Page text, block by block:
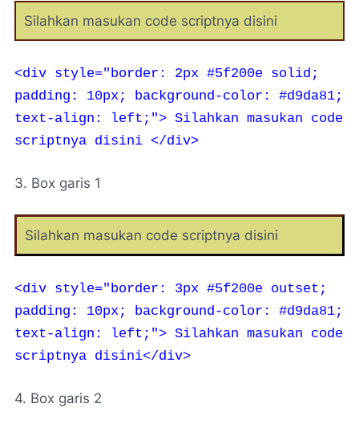
Silahkan masukan code scriptnya disini
<div style="border: 2px #5f200e solid;
padding: 10px; background-color: #d9da81;
text-align: left;"> Silahkan masukan code
scriptnya disini </div>
3. Box garis 1
Silahkan masukan code scriptnya disini
<div style="border: 3px #5f200e outset;
padding: 10px; background-color: #d9da81;
text-align: left;"> Silahkan masukan code
scriptnya disini</div>
4. Box garis 2